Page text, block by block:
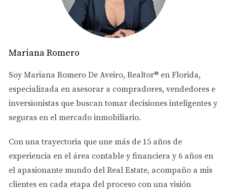
Uno de los usos más impactantes de la inteligencia
artificial en el mercado inmobiliario es el análisis
predictivo. Este enfoque utiliza algoritmos avanzados
comportamientos futuros. Por ejemplo, una agencia
inmobiliaria en Doral implementó un sistema basado en
IA que analiza datos históricos sobre ventas, precios y
preferencias del consumidor. Como resultado, pudieron
identificar áreas específicas donde los precios estaban
destinados a aumentar. Esto permitió a sus clientes
invertir en propiedades antes de que los precios se
dispararan.
Mariana Romero
Soy Mariana Romero De Aveiro, Realtor® en Florida,
especializada en asesorar a compradores, vendedores e
inversionistas que buscan tomar decisiones inteligentes y
seguras en el mercado inmobiliario.
Con una trayectoria que une más de 15 años de
experiencia en el área contable y financiera y 6 años en
el apasionante mundo del Real Estate, acompaño a mis
clientes en cada etapa del proceso con una visión